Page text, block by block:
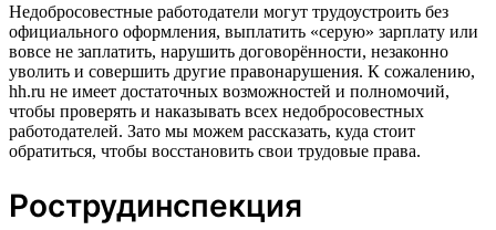
Недобросовестные работодатели могут трудоустроить без
официального оформления, выплатить «серую» зарплату или
вовсе не заплатить, нарушить договорённости, незаконно
уволить и совершить другие правонарушения. К сожалению,
hh.ru не имеет достаточных возможностей и полномочий,
чтобы проверять и наказывать всех недобросовестных
работодателей. Зато мы можем рассказать, куда стоит
обратиться, чтобы восстановить свои трудовые права.
Рострудинспекция